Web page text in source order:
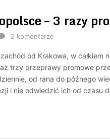
– 3 razy
2 komentarze
od Krakowa, w całkiem
trzy przeprawy promowe
od rana do późnego
i nie odwiedzić ich od czasu